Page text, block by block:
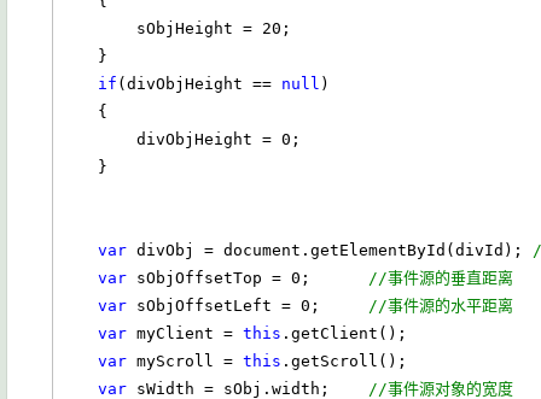
if (divObjHeight == null )
var divObj = document.getElementById(divId);
var sObjOffsetTop = 0; //事件源的垂直距离
var sObjOffsetLeft = 0; //事件源的水平距离
var myClient = this .getClient();
var myScroll = this .getScroll();
var sWidth = sObj.width; //事件源对象的宽度